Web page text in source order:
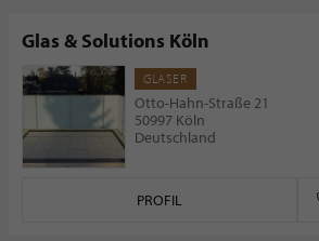
Glas & Solutions Köln
GLASER
Otto-Hahn-Straße 21
50997 Köln
Deutschland
PROFIL